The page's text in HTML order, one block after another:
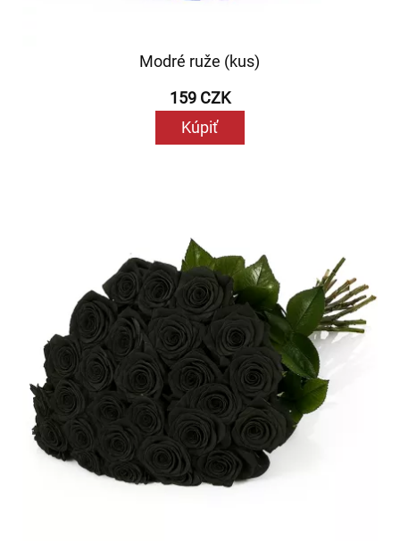
Modré ruže (kus)
159 CZK
Kúpiť